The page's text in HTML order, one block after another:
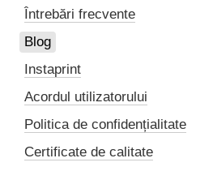
Întrebări frecvente
Blog
Instaprint
Acordul utilizatorului
Politica de confidențialitate
Certificate de calitate